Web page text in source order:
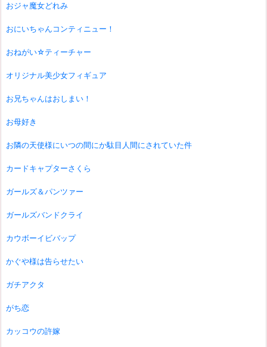
おジャ魔女どれみ
おにいちゃんコンティニュー！
おねがい☆ティーチャー
オリジナル美少女フィギュア
お兄ちゃんはおしまい！
お母好き
お隣の天使様にいつの間にか駄目人間にされていた件
カードキャプターさくら
ガールズ＆パンツァー
ガールズバンドクライ
カウボーイビバップ
かぐや様は告らせたい
ガチアクタ
がち恋
カッコウの許嫁